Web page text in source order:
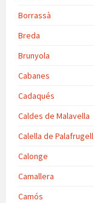
Borrassà
Breda
Brunyola
Cabanes
Cadaqués
Caldes de Malavella
Calella de Palafrugell
Calonge
Camallera
Camós